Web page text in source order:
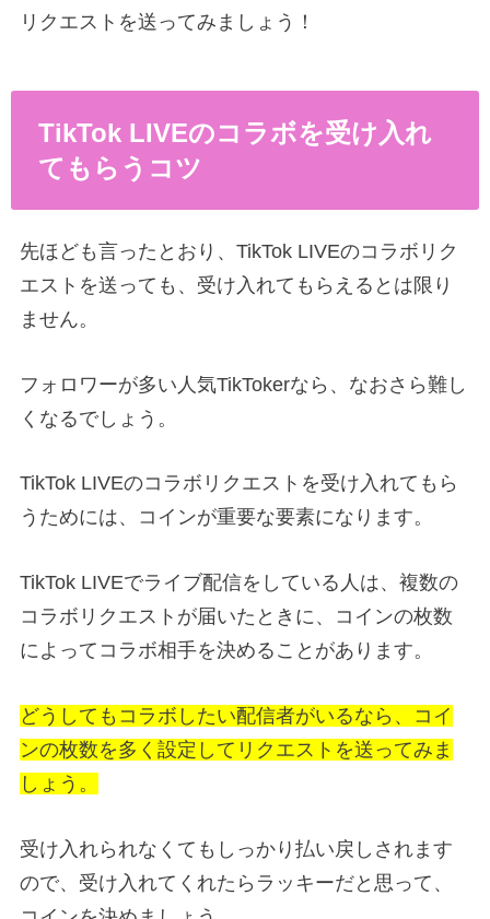
リクエストを送ってみましょう！
TikTok LIVEのコラボを受け入れ
てもらうコツ
先ほども言ったとおり、TikTok LIVEのコラボリク
エストを送っても、受け入れてもらえるとは限り
ません。
フォロワーが多い人気TikTokerなら、なおさら難し
くなるでしょう。
TikTok LIVEのコラボリクエストを受け入れてもら
うためには、コインが重要な要素になります。
TikTok LIVEでライブ配信をしている人は、複数の
コラボリクエストが届いたときに、コインの枚数
によってコラボ相手を決めることがあります。
どうしてもコラボしたい配信者がいるなら、コイ
ンの枚数を多く設定してリクエストを送ってみま
しょう。
受け入れられなくてもしっかり払い戻しされます
ので、受け入れてくれたらラッキーだと思って、